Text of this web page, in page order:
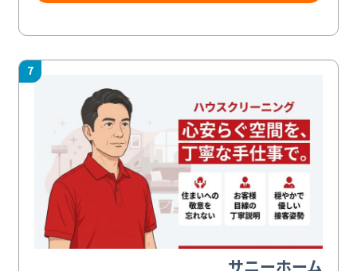
7
サニーホーム